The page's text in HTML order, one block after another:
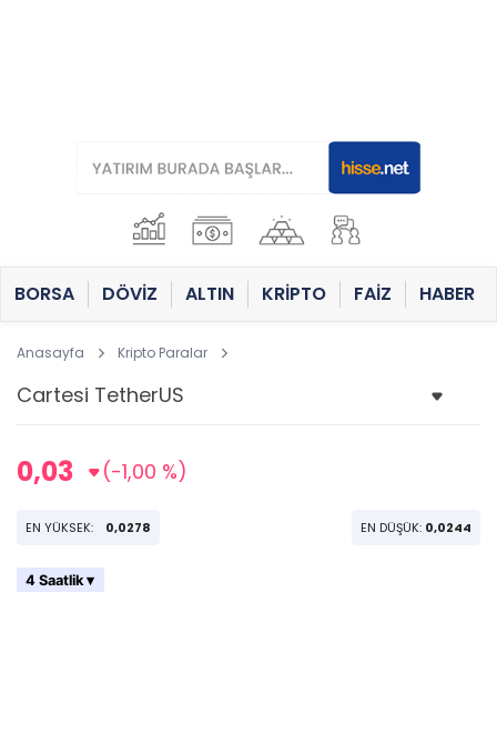
BORSA DÖVİZ ALTIN KRİPTO FAİZ HABER
Anasayfa Kripto Paralar
0,03 (-1,00 %)
EN YÜKSEK: 0,0278 EN DÜŞÜK: 0,0244
4 Saatlik ▾